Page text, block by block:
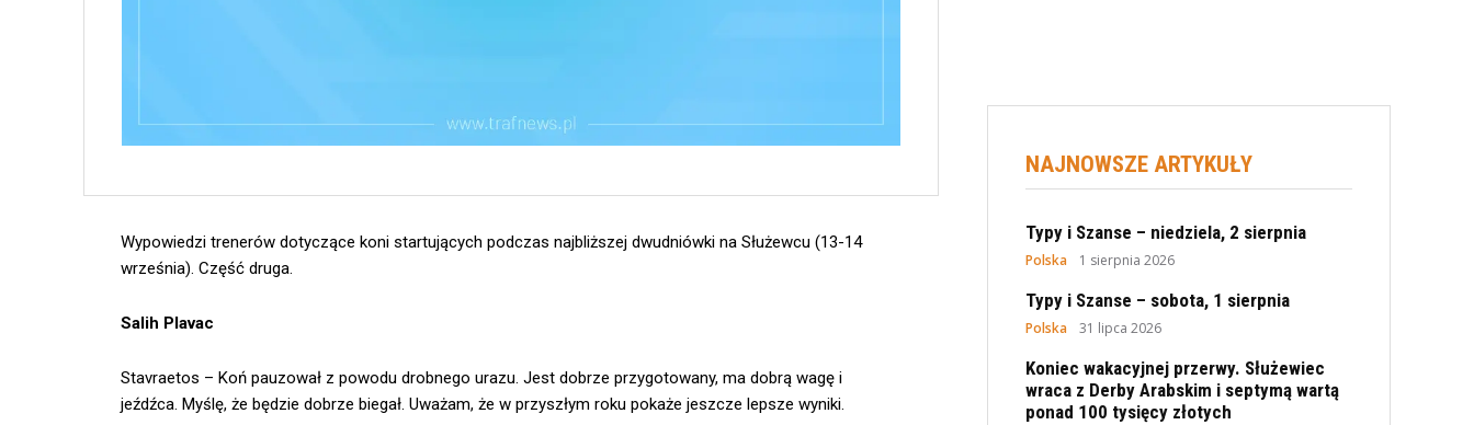
Wypowiedzi trenerów dotyczące koni startujących podczas najbliższej dwudniówki na Służewcu (13-14
września). Część druga.
Salih Plavac
Stavraetos – Koń pauzował z powodu drobnego urazu. Jest dobrze przygotowany, ma dobrą wagę i
jeźdźca. Myślę, że będzie dobrze biegał. Uważam, że w przyszłym roku pokaże jeszcze lepsze wyniki.
NAJNOWSZE ARTYKUŁY
Typy i Szanse – niedziela, 2 sierpnia
Polska 1 sierpnia 2026
Typy i Szanse – sobota, 1 sierpnia
Polska 31 lipca 2026
Koniec wakacyjnej przerwy. Służewiec
wraca z Derby Arabskim i septymą wartą
ponad 100 tysięcy złotych